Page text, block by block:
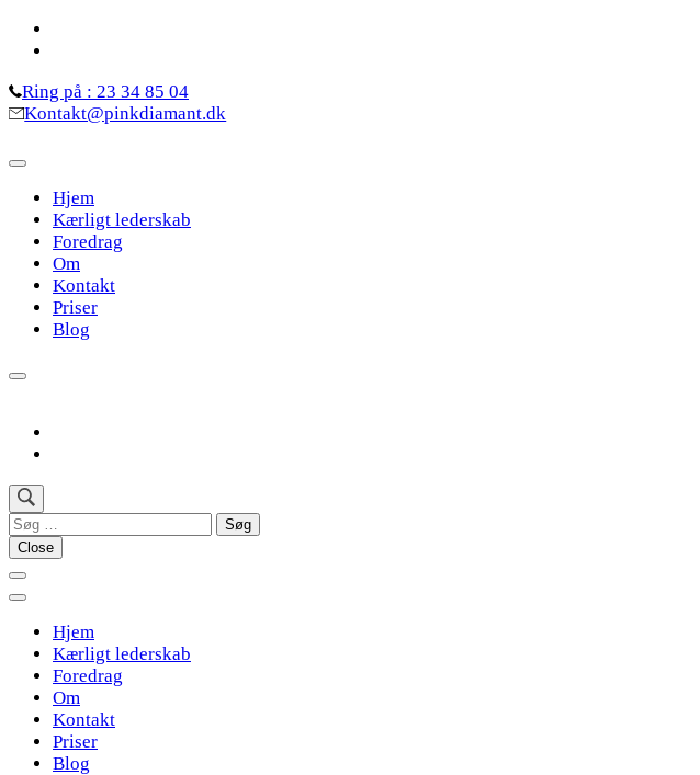
Skip
(Press
Enter)
Ring på : 23 34 85 04
Kontakt@pinkdiamant.dk
Hjem
Kærligt lederskab
Foredrag
Om
Kontakt
Priser
Blog
Søg
efter:
Close
Hjem
Kærligt lederskab
Foredrag
Om
Kontakt
Priser
Blog